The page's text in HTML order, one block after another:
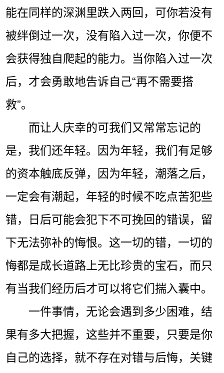
能在同样的深渊里跌入两回，可你若没有
被绊倒过一次，没有陷入过一次，你便不
会获得独自爬起的能力。当你陷入过一次
后，才会勇敢地告诉自己“再不需要搭
救”。
而让人庆幸的可我们又常常忘记的
是，我们还年轻。因为年轻，我们有足够
的资本触底反弹，因为年轻，潮落之后，
一定会有潮起，年轻的时候不吃点苦犯些
错，日后可能会犯下不可挽回的错误，留
下无法弥补的悔恨。这一切的错，一切的
悔都是成长道路上无比珍贵的宝石，而只
有当我们经历后才可以将它们揣入囊中。
一件事情，无论会遇到多少困难，结
果有多大把握，这些并不重要，只要是你
自己的选择，就不存在对错与后悔，关键